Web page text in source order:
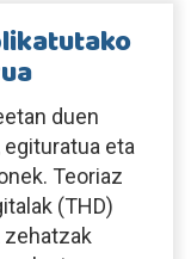
duen
eta
Teoriaz
(THD)